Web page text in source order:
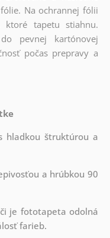
Na ochrannej fólii
ktoré tapetu stiahnu.
pevnej kartónovej
počas prepravy a
hladkou štruktúrou a
a hrúbkou 90
je fototapeta odolná
farieb.